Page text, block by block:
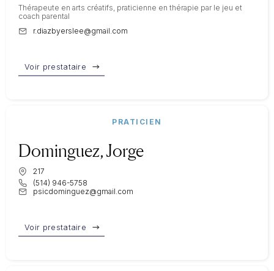
Thérapeute en arts créatifs, praticienne en thérapie par le jeu et
coach parental
r.diazbyerslee@gmail.com
Voir prestataire
PRATICIEN
Dominguez, Jorge
217
(514) 946-5758
psicdominguez@gmail.com
Voir prestataire